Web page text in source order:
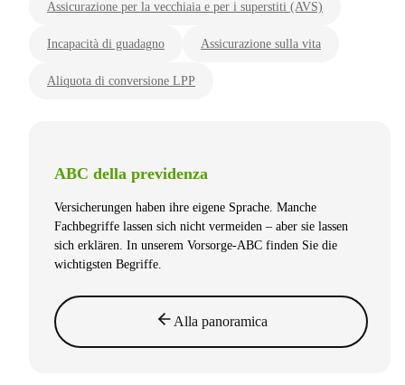
Assicurazione per la vecchiaia e per i superstiti (AVS)
Incapacità di guadagno Assicurazione sulla vita
Aliquota di conversione LPP
ABC della previdenza
Versicherungen haben ihre eigene Sprache. Manche
Fachbegriffe lassen sich nicht vermeiden – aber sie lassen
sich erklären. In unserem Vorsorge-ABC finden Sie die
wichtigsten Begriffe.
Alla panoramica